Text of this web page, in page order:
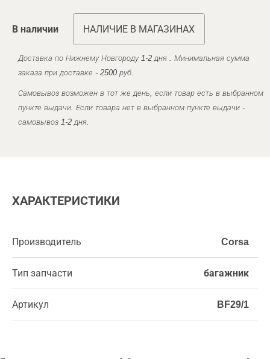
В наличии НАЛИЧИЕ В МАГАЗИНАХ
Доставка по Нижнему Новгороду 1-2 дня . Минимальная сумма
заказа при доставке - 2500 руб.
Самовывоз возможен в тот же день, если товар есть в выбранном
пункте выдачи. Если товара нет в выбранном пункте выдачи -
самовывоз 1-2 дня.
ХАРАКТЕРИСТИКИ
Производитель Corsa
Тип запчасти багажник
Артикул BF29/1